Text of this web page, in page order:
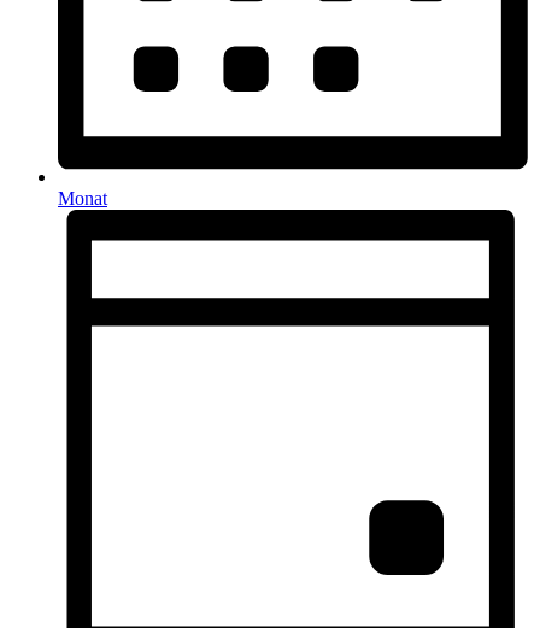
Monat